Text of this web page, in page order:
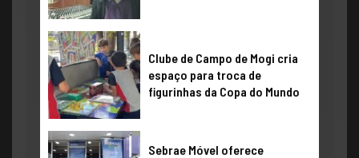
Clube de Campo de Mogi cria
espaço para troca de
figurinhas da Copa do Mundo
Sebrae Móvel oferece